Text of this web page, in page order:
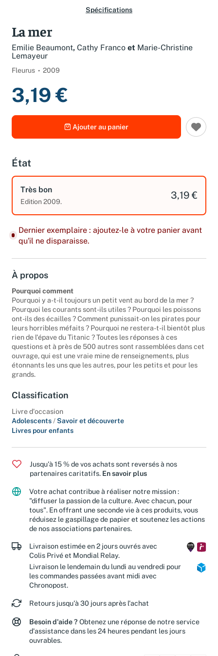
La mer
Emilie Beaumont , Cathy Franco
Lemayeur
3,19 €
Ajouter au panier
État
Très bon 3,19 €
Dernier exemplaire : ajoutez-le à votre panier avant
qu'il ne disparaisse.
À propos
Pourquoi comment
Pourquoi y a-t-il toujours un petit vent au bord de la mer ?
Pourquoi les courants sont-ils utiles ? Pourquoi les poissons
ont-ils des écailles ? Comment punissait-on les pirates pour
leurs horribles méfaits ? Pourquoi ne restera-t-il bientôt plus
rien de l'épave du Titanic ? Toutes les réponses à ces
questions et à près de 500 autres sont rassemblées dans cet
ouvrage, qui est une vraie mine de renseignements, plus
étonnants les uns que les autres, pour les petits et pour les
grands.
Classification
Livre d'occasion
Adolescents /Savoir et découverte
Jusqu'à 15 % de vos achats sont reversés à nos
partenaires caritatifs.
En savoir plus
Votre achat contribue à réaliser notre mission :
"diffuser la passion de la culture. Avec chacun, pour
tous". En offrant une seconde vie à ces produits, vous
réduisez le gaspillage de papier et soutenez les actions
de nos associations partenaires.
Livraison estimée en 2 jours ouvrés avec
Colis Privé et Mondial Relay.
Livraison le lendemain du lundi au vendredi pour
les commandes passées avant midi avec
Retours jusqu'à 30 jours après l'achat
Besoin d'aide ?Obtenez une réponse de notre service
d'assistance dans les 24 heures pendant les jours